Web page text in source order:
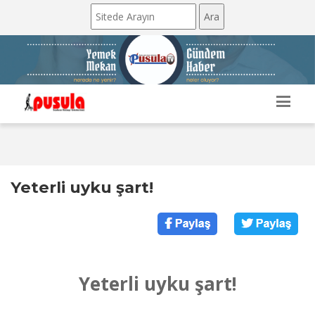
Yeterli uyku şart!
Yeterli uyku şart!